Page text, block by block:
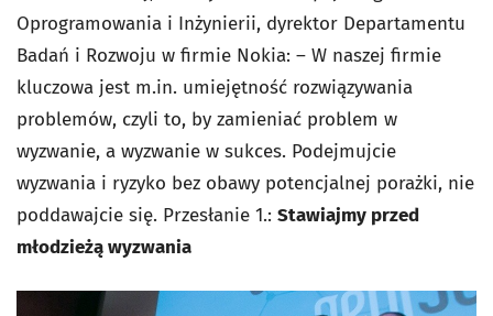
Oprogramowania i Inżynierii, dyrektor Departamentu
Badań i Rozwoju w firmie Nokia: – W naszej firmie
kluczowa jest m.in. umiejętność rozwiązywania
problemów, czyli to, by zamieniać problem w
wyzwanie, a wyzwanie w sukces. Podejmujcie
wyzwania i ryzyko bez obawy potencjalnej porażki, nie
poddawajcie się. Przesłanie 1.: Stawiajmy przed
młodzieżą wyzwania